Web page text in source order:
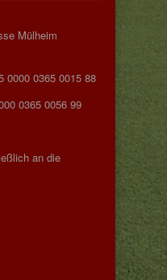
Mülheim
0000 0365 0015 88
0365 0056 99
an die